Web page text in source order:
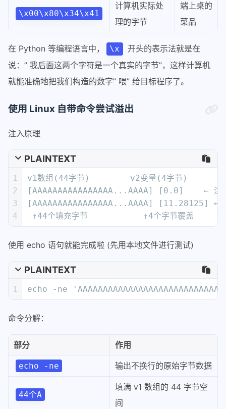
\x00\x80\x34\x41
计算机实际处
理的字节
端上桌的
菜品
在 Python 等编程语言中， \x
开头的表示法就是在
说：” 我后面这两个字符是一个真实的字节”，这样计算机
就能准确地把我们构造的数字” 喂” 给目标程序了。
使用 Linux 自带命令尝试溢出
注入原理
PLAINTEXT
1
2
3
4
v1数组(44字节)        v2变量(4字节)
[AAAAAAAAAAAAAAAA...AAAA] [0.0]    ← 注
[AAAAAAAAAAAAAAAA...AAAA] [11.28125] ←
↑44个填充字节           ↑4个字节覆盖
使用 echo 语句就能完成啦 (先用本地文件进行测试)
PLAINTEXT
1 echo -ne
命令分解：
部分 作用
echo -ne 输出不换行的原始字节数据
44个A
填满 v1 数组的 44 字节空
间